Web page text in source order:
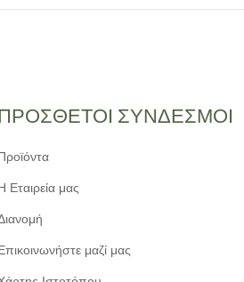
ΣΥΝΔΕΣΜΟΙ
Εταιρεία μας
μαζί μας